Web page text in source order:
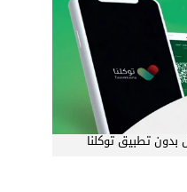
بدون تطبيق توكلنا